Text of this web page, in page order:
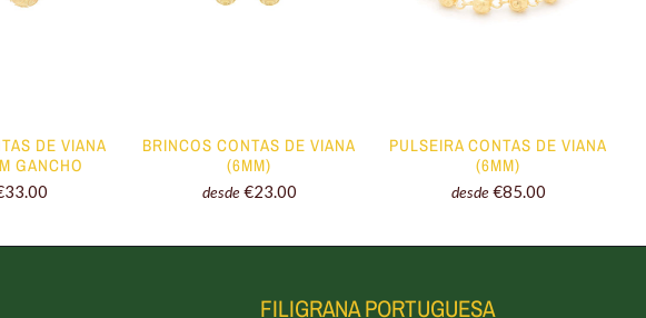
BRINCOS CONTAS DE VIANA
(6MM)
desde €23.00
PULSEIRA CONTAS DE VIANA
(6MM)
desde €85.00
DE VIANA
GANCHO
FILIGRANA PORTUGUESA